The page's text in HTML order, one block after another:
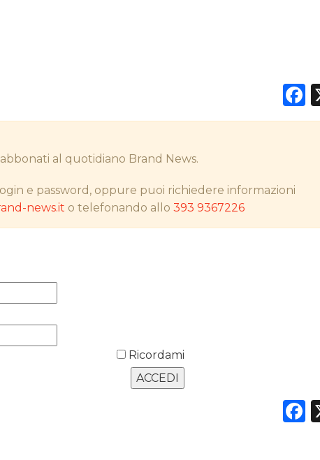
PREVISIONI/SCENARI
al quotidiano Brand News.
e password, oppure puoi richiedere informazioni
news.it o telefonando allo393 9367226
Ricordami